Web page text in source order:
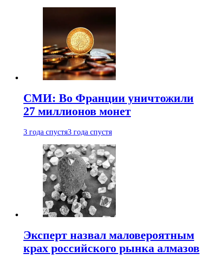
СМИ: Во Франции уничтожили
27 миллионов монет
3 года спустя3 года спустя
Эксперт назвал маловероятным
крах российского рынка алмазов